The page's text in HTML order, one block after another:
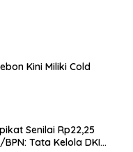
Kini Miliki Cold
Senilai Rp22,25
BPN: Tata Kelola DKI